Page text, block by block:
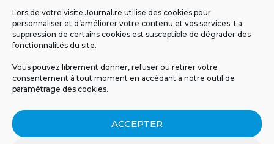
Lors de votre visite Journal.re utilise des cookies pour
personnaliser et d’améliorer votre contenu et vos services. La
suppression de certains cookies est susceptible de dégrader des
fonctionnalités du site.
Vous pouvez librement donner, refuser ou retirer votre
consentement à tout moment en accédant à notre outil de
paramétrage des cookies.
ACCEPTER
MENTIONS LÉGALES PUBLICITÉ
BLOG
NOS ÉMISSIONS
POLITIQUE DE CONFIDENTIALITÉ
CONTACT